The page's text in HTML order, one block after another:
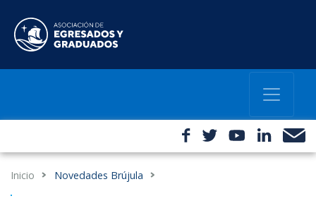
Inicio Novedades Brújula